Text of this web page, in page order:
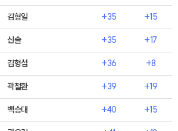
김형일 +35 +15
신솔 +35 +17
김형섭 +36 +8
곽철환 +39 +19
백승대 +40 +15